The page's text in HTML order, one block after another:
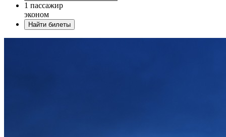
1 пассажир
эконом
Найти билеты